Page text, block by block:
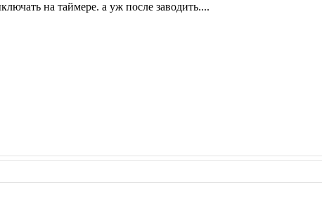
на таймере. а уж после заводить....